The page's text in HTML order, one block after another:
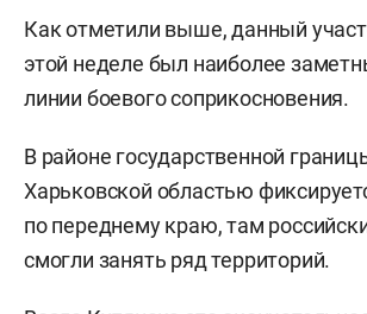
Как отметили выше, данный
этой неделе был наиболее
линии боевого соприкосновения.
В районе государственной
Харьковской областью
по переднему краю, там
смогли занять ряд территорий.